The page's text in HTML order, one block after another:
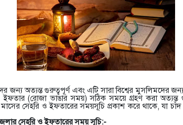
জন্য অত্যন্ত গুরুত্বপূর্ণ এবং এটি সারা বিশ্বের মুসলিমদের
(রোজা ভাঙার সময়) সঠিক সময়ে গ্রহণ করা অত্যন্ত
সেহরি ও ইফতারের সময়সূচি প্রকাশ করে থাকে, যা চাঁদ
সেহরি ও ইফতারের সময় সূচি:-